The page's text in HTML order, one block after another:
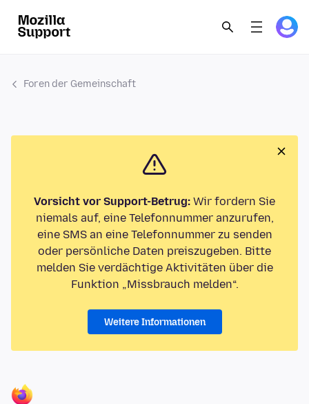
Foren der Gemeinschaft
Vorsicht vor Support-Betrug: Wir fordern Sie
niemals auf, eine Telefonnummer anzurufen,
eine SMS an eine Telefonnummer zu senden
oder persönliche Daten preiszugeben. Bitte
melden Sie verdächtige Aktivitäten über die
Funktion „Missbrauch melden“.
Weitere Informationen